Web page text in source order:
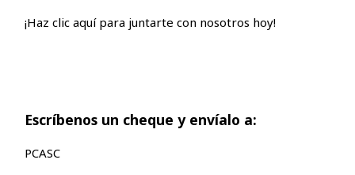
¡Haz clic aquí para juntarte con nosotros hoy!
Escríbenos un cheque y envíalo a:
PCASC